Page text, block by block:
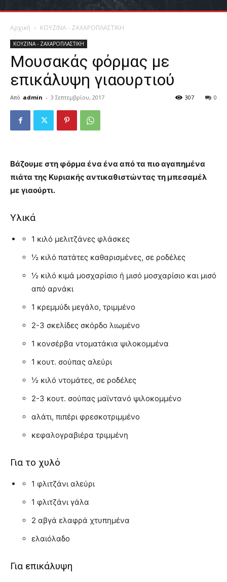
Αρχική ΚΟΥΖΙΝΑ - ΖΑΧΑΡΟΠΛΑΣΤΙΚΗ
ΚΟΥΖΙΝΑ - ΖΑΧΑΡΟΠΛΑΣΤΙΚΗ
Μουσακάς φόρμας με
επικάλυψη γιαουρτιού
Από admin - 3 Σεπτεμβρίου, 2017 0
307
Βάζουμε στη φόρμα ένα ένα από τα πιο αγαπημένα
πιάτα της Κυριακής αντικαθιστώντας τη μπεσαμέλ
με γιαούρτι.
Υλικά
1 κιλό μελιτζάνες φλάσκες
½ κιλό πατάτες καθαρισμένες, σε ροδέλες
½ κιλό κιμά μοσχαρίσιο ή μισό μοσχαρίσιο και μισό
από αρνάκι
1 κρεμμύδι μεγάλο, τριμμένο
2-3 σκελίδες σκόρδο λιωμένο
1 κονσέρβα ντοματάκια ψιλοκομμένα
1 κουτ. σούπας αλεύρι
½ κιλό ντομάτες, σε ροδέλες
2-3 κουτ. σούπας μαϊντανό ψιλοκομμένο
αλάτι, πιπέρι φρεσκοτριμμένο
κεφαλογραβιέρα τριμμένη
Για το χυλό
1 φλιτζάνι αλεύρι
1 φλιτζάνι γάλα
2 αβγά ελαφρά χτυπημένα
ελαιόλαδο
Για επικάλυψη